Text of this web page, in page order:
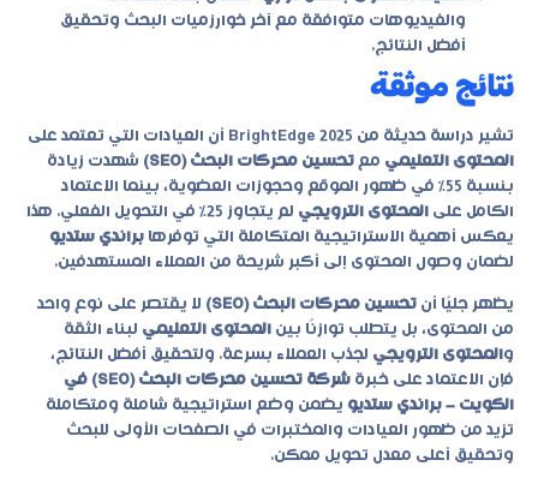
والفيديوهات متوافقة مع آخر خوارزميات البحث وتحقيق
أفضل النتائج.
نتائج موثقة
تشير دراسة حديثة من BrightEdge 2025 أن العيادات التي تعتمد على
المحتوى التعليمي مع تحسين محركات البحث (SEO)
شهدت زيادة
بنسبة 55٪ في ظهور الموقع وحجوزات العضوية، بينما الاعتماد
الكامل على المحتوى الترويجي
لم يتجاوز 25٪ في التحويل الفعلي. هذا
يعكس أهمية الاستراتيجية المتكاملة التي توفرها براندي ستديو
لضمان وصول المحتوى إلى أكبر شريحة من العملاء المستهدفين.
يظهر جليًا أن تحسين محركات البحث (SEO)
لا يقتصر على نوع واحد
من المحتوى، بل يتطلب توازنًا بين المحتوى التعليمي لبناء الثقة
والمحتوى الترويجي لجذب العملاء بسرعة. ولتحقيق أفضل النتائج،
فإن الاعتماد على خبرة
شركة تحسين محركات البحث (SEO) في
الكويت – براندي ستديو يضمن وضع استراتيجية شاملة ومتكاملة
تزيد من ظهور العيادات والمختبرات في الصفحات الأولى للبحث
وتحقيق أعلى معدل تحويل ممكن.